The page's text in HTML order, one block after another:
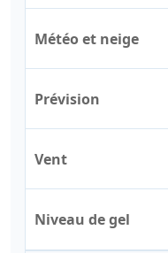
Météo et neige
Prévision
Vent
Niveau de gel